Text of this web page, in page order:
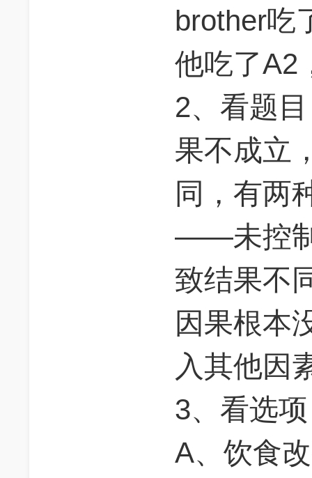
brother吃
他吃了A2
2、看题
果不成立
同，有两
——未控
致结果不
因果根本
入其他因
3、看选
A、饮食